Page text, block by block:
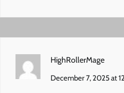
HighRollerMage
December 7, 2025 at